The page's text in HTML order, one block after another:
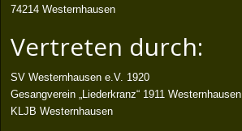
74214 Westernhausen
Vertreten durch:
SV Westernhausen e.V. 1920
Gesangverein „Liederkranz“ 1911 Westernhausen
KLJB Westernhausen